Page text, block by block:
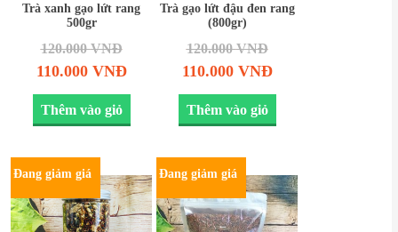
Trà xanh gạo lứt rang
500gr
120.000VNĐ
110.000 VNĐ
Thêm vào giỏ
Trà gạo lứt đậu đen rang
(800gr)
120.000VNĐ
110.000 VNĐ
Thêm vào giỏ
Đang giảm giá Đang giảm giá